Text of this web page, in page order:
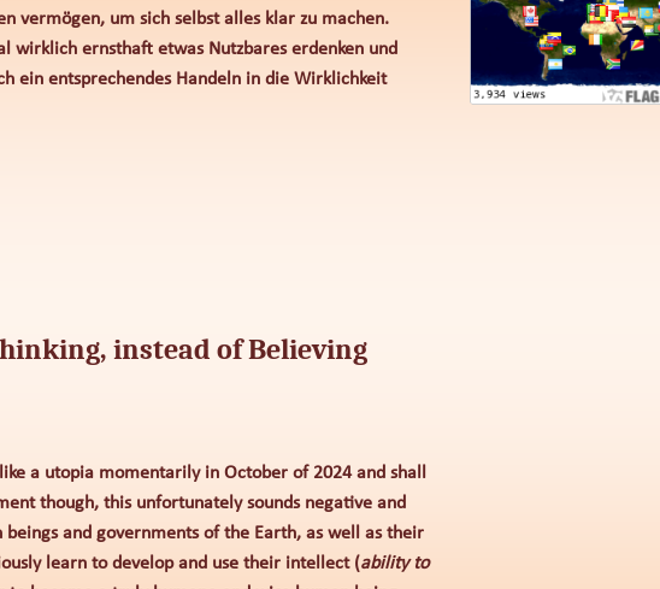
vermögen, um sich selbst alles klar zu machen.
wirklich ernsthaft etwas Nutzbares erdenken und
ein entsprechendes Handeln in die Wirklichkeit
instead of Believing
a utopia momentarily in October of 2024 and shall
though, this unfortunately sounds negative and
and governments of the Earth, as well as their
learn to develop and use their intellect (ability to